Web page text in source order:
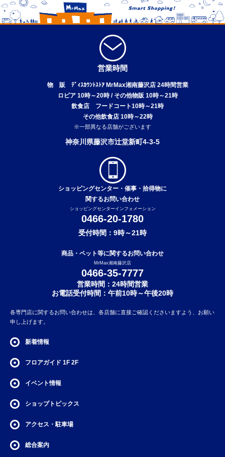
営業時間
物 販 ﾃﾞｨｽｶｳﾝﾄｽﾄｱ MrMax湘南藤沢店 24時間営業
ロピア 10時～20時 / その他物販 10時～21時
飲食店 フードコート10時～21時
その他飲食店 10時～22時
※一部異なる店舗がございます
神奈川県藤沢市辻堂新町4-3-5
ショッピングセンター・催事・拾得物に
関するお問い合わせ
ショッピングセンターインフォメーション
0466-20-1780
受付時間：9時～21時
商品・ペット等に関するお問い合わせ
MrMax湘南藤沢店
0466-35-7777
営業時間：24時間営業
お電話受付時間：午前10時～午後20時
各専門店に関するお問い合わせは、各店舗に直接ご確認くださいますよう、お願い
申し上げます。
新着情報
フロアガイド 1F 2F
イベント情報
ショップトピックス
アクセス・駐車場
総合案内